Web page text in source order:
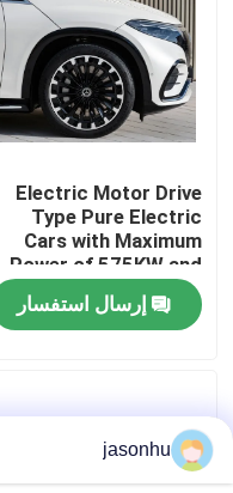
جولة في المعمل
ضبط الجودة
طلب اقتباس
السيارات المستعملة
سيارات كهربائية كبيرة
Electric Motor Drive
Type Pure Electric
Cars with Maximum
Power of 575KW and
Kerb Weight of
1881kgإرسال استفسار
jasonhu